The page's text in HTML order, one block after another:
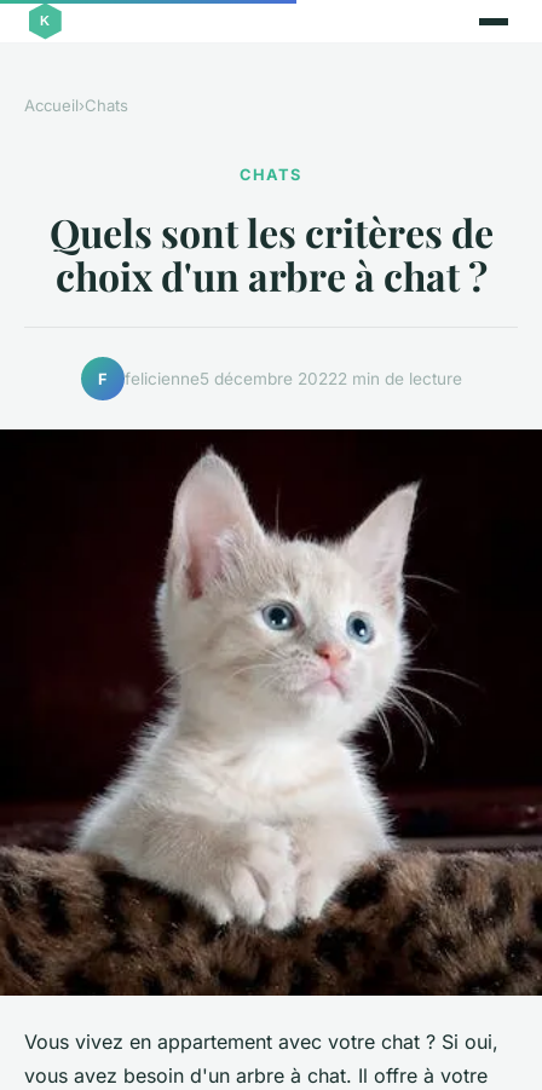
Accueil›Chats
CHATS
Quels sont les critères de
choix d'un arbre à chat ?
F felicienne5 décembre 20222 min de lecture
Vous vivez en appartement avec votre chat ? Si oui,
vous avez besoin d'un arbre à chat. Il offre à votre